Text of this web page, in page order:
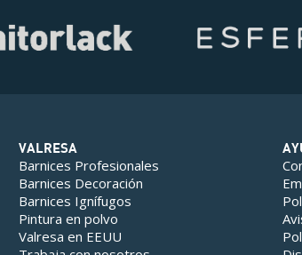
VALRESA
Barnices Profesionales
Barnices Decoración
Barnices Ignífugos
Pintura en polvo
Valresa en EEUU